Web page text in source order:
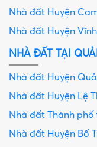
Nhà đất Huyện
Nhà đất Huyện
NHÀ ĐẤT TẠI
Nhà đất Huyện
Nhà đất Huyện Lệ
Nhà đất Thành
Nhà đất Huyện Bố